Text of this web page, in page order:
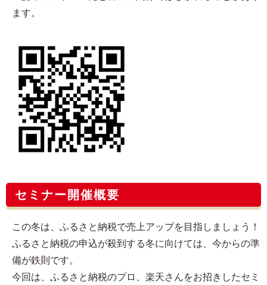
ます。
セミナー開催概要
この冬は、ふるさと納税で売上アップを目指しましょう！
ふるさと納税の申込が殺到する冬に向けては、今からの準
備が鉄則です。
今回は、ふるさと納税のプロ、楽天さんをお招きしたセミ